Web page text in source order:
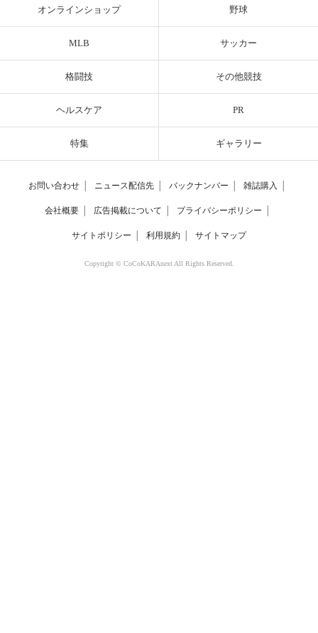
オンラインショップ 野球
MLB サッカー
格闘技 その他競技
ヘルスケア PR
特集 ギャラリー
お問い合わせ ニュース配信先 バックナンバー 雑誌購入
会社概要 広告掲載について プライバシーポリシー
サイトポリシー 利用規約 サイトマップ
Copyright © CoCoKARAnext All Rights Reserved.